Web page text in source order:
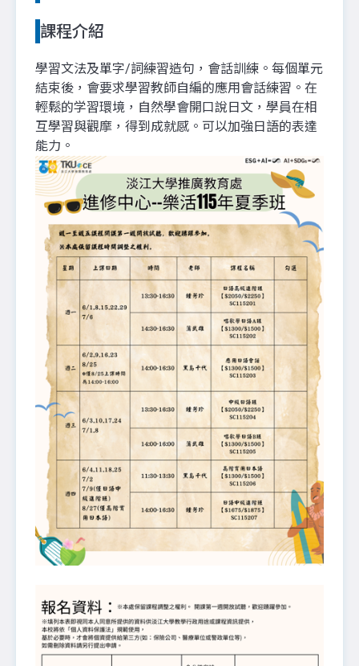
課程介紹
學習文法及單字/詞練習造句，會話訓練。每個單元
結束後，會要求學習教師自編的應用會話練習。在
輕鬆的学習環境，自然學會開口說日文，學員在相
互學習與觀摩，得到成就感。可以加強日語的表達
能力。